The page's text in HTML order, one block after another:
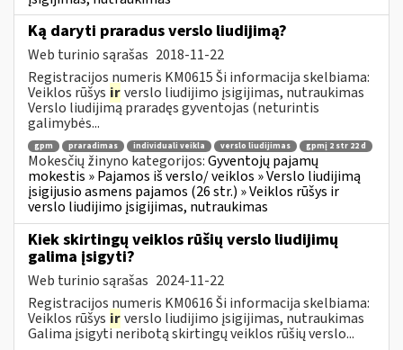
Ką daryti praradus verslo liudijimą?
Web turinio sąrašas 2018-11-22
Registracijos numeris KM0615 Ši informacija skelbiama:
Veiklos rūšys irverslo liudijimo įsigijimas, nutraukimas
Verslo liudijimą praradęs gyventojas (neturintis
galimybės...
gpm praradimas individuali veikla verslo liudijimas gpmį 2 str 22 d
Mokesčių žinyno kategorijos:Gyventojų pajamų
mokestis » Pajamos iš verslo/ veiklos » Verslo liudijimą
įsigijusio asmens pajamos (26 str.) » Veiklos rūšys ir
verslo liudijimo įsigijimas, nutraukimas
Kiek skirtingų veiklos rūšių verslo liudijimų
galima įsigyti?
Web turinio sąrašas 2024-11-22
Registracijos numeris KM0616 Ši informacija skelbiama:
Veiklos rūšys irverslo liudijimo įsigijimas, nutraukimas
Galima įsigyti neribotą skirtingų veiklos rūšių verslo...